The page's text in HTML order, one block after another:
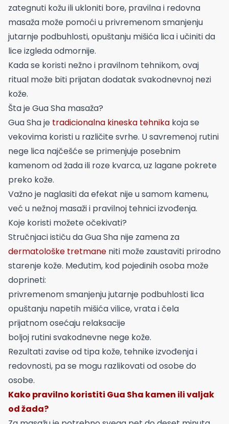
zategnuti kožu ili ukloniti bore, pravilna i redovna
masaža može pomoći u privremenom smanjenju
jutarnje podbuhlosti, opuštanju mišića lica i učiniti da
lice izgleda odmornije.
Kada se koristi nežno i pravilnom tehnikom, ovaj
ritual može biti prijatan dodatak svakodnevnoj nezi
kože.
Šta je Gua Sha masaža?
Gua Sha je tradicionalna kineska tehnika koja se
vekovima koristi u različite svrhe. U savremenoj rutini
nege lica najčešće se primenjuje posebnim
kamenom od žada ili roze kvarca, uz lagane pokrete
preko kože.
Važno je naglasiti da efekat nije u samom kamenu,
već u nežnoj masaži i pravilnoj tehnici izvođenja.
Koje koristi možete očekivati?
Stručnjaci ističu da Gua Sha nije zamena za
dermatološke tretmane niti može zaustaviti prirodno
starenje kože. Međutim, kod pojedinih osoba može
doprineti:
privremenom smanjenju jutarnje podbuhlosti lica
opuštanju napetih mišića vilice, vrata i čela
prijatnom osećaju relaksacije
boljoj rutini svakodnevne nege kože.
Rezultati zavise od tipa kože, tehnike izvođenja i
redovnosti, pa se mogu razlikovati od osobe do
osobe.
Kako pravilno koristiti Gua Sha kamen ili valjak
od žada?